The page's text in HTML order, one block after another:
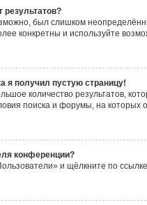
результатов?
был слишком
конкретны и используйте
я получил пустую страницу!
количество результатов,
поиска и форумы, на которых
конференции?
и щёлкните по